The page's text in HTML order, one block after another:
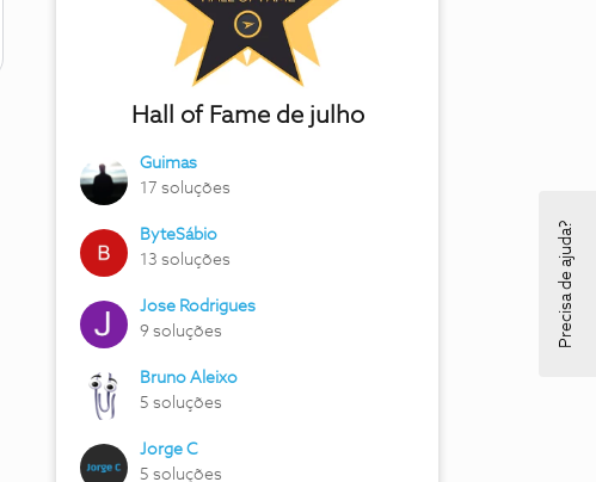
Hall of Fame de julho
Guimas
17 soluções
ByteSábio
13 soluções
Jose Rodrigues
9 soluções
Bruno Aleixo
5 soluções
Jorge C
5 soluções
Precisa de ajuda?